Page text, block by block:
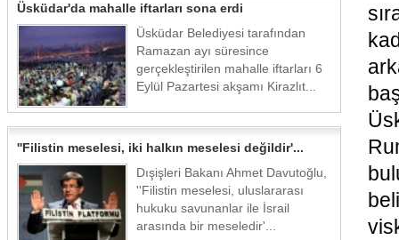
Üsküdar'da mahalle iftarları sona erdi
Üsküdar Belediyesi tarafından
Ramazan ayı süresince
gerçekleştirilen mahalle iftarları 6
Eylül Pazartesi akşamı Kirazlıt...
''Filistin meselesi, iki halkın meselesi değildir'...
Dışişleri Bakanı Ahmet Davutoğlu,
''Filistin meselesi, uluslararası
hukuku savunanlar ile İsrail
arasında bir meseledir'...